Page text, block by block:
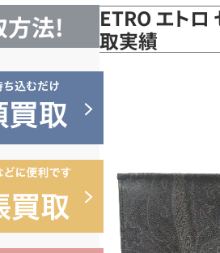
方法!
ETRO エトロ
取実績